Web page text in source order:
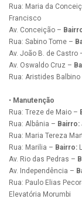
Rua: Maria da
Francisco
Av. Conceição –
Rua: Sabino Tome –
Av. João B. de Castro
Av. Oswaldo Cruz –
Rua: Aristides Balbino
• Manutenção
Rua: Treze de Maio –
Rua: Albânia – Bairro:
Rua: Maria Tereza
Rua: Marilia – Bairro:
Av. Rio das Pedras –
Av. Independência –
Rua: Paulo Elias
Elevatória Morumbi